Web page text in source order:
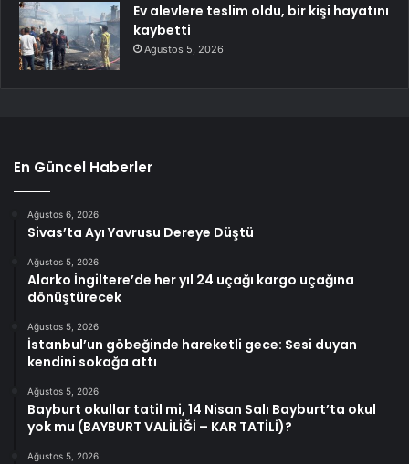
Ev alevlere teslim oldu, bir kişi hayatını
kaybetti
Ağustos 5, 2026
En Güncel Haberler
Ağustos 6, 2026
Sivas’ta Ayı Yavrusu Dereye Düştü
Ağustos 5, 2026
Alarko İngiltere’de her yıl 24 uçağı kargo uçağına
dönüştürecek
Ağustos 5, 2026
İstanbul’un göbeğinde hareketli gece: Sesi duyan
kendini sokağa attı
Ağustos 5, 2026
Bayburt okullar tatil mi, 14 Nisan Salı Bayburt’ta okul
yok mu (BAYBURT VALİLİĞİ – KAR TATİLİ)?
Ağustos 5, 2026